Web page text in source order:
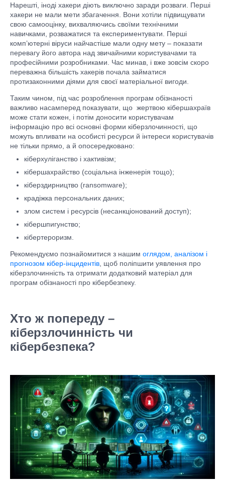
Нарешті, іноді хакери діють виключно заради розваги. Перші
хакери не мали мети збагачення. Вони хотіли підвищувати
свою самооцінку, вихваляючись своїми технічними
навичками, розважатися та експериментувати. Перші
комп’ютерні віруси найчастіше мали одну мету – показати
перевагу його автора над звичайними користувачами та
професійними розробниками. Час минав, і вже зовсім скоро
переважна більшість хакерів почала займатися
протизаконними діями для своєї матеріальної вигоди.
Таким чином, під час розроблення програм обізнаності
важливо насамперед показувати, що жертвою кібершахраїв
може стати кожен, і потім доносити користувачам
інформацію про всі основні форми кіберзлочинності, що
можуть впливати на особисті ресурси й інтереси користувачів
не тільки прямо, а й опосередковано:
кіберхуліганство і хактивізм;
кібершахрайство (соціальна інженерія тощо);
кіберздирництво (ransomware);
крадіжка персональних даних;
злом систем і ресурсів (несанкціонований доступ);
кібершпигунство;
кібертероризм.
Рекомендуємо познайомитися з нашим оглядом, аналізом і
прогнозом кібер-інцидентів , щоб поліпшити уявлення про
кіберзлочинність та отримати додатковий матеріал для
програм обізнаності про кібербезпеку.
Хто ж попереду –
кіберзлочинність чи
кібербезпека?